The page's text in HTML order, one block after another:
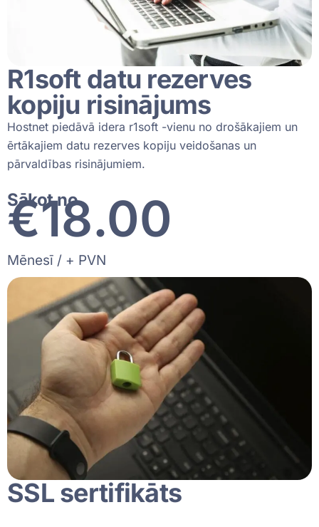
R1soft datu rezerves
kopiju risinājums
Hostnet piedāvā idera r1soft -vienu no drošākajiem un
ērtākajiem datu rezerves kopiju veidošanas un
pārvaldības risinājumiem.
Sākot no
Mēnesī / + PVN
€19.00
SSL sertifikāts